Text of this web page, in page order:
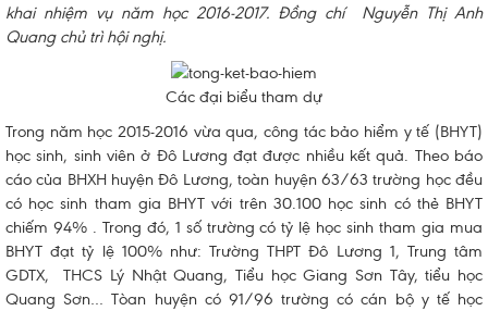
khai nhiệm vụ năm học 2016-2017. Đồng chí Nguyễn Thị Anh
Quang chủ trì hội nghị.
Các đại biểu tham dự
Trong năm học 2015-2016 vừa qua, công tác bảo hiểm y tế (BHYT)
học sinh, sinh viên ở Đô Lương đạt được nhiều kết quả. Theo báo
cáo của BHXH huyện Đô Lương, toàn huyện 63/63 trường học đều
có học sinh tham gia BHYT với trên 30.100 học sinh có thẻ BHYT
chiếm 94% . Trong đó, 1 số trường có tỷ lệ học sinh tham gia mua
BHYT đạt tỷ lệ 100% như: Trường THPT Đô Lương 1, Trung tâm
GDTX, THCS Lý Nhật Quang, Tiểu học Giang Sơn Tây, tiểu học
Quang Sơn… Tòan huyện có 91/96 trường có cán bộ y tế học